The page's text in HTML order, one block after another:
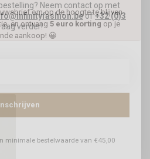
Neem contact op met
of+32 (0)3
verder!
om op de hoogte te blijven
en ontvang 5 euro korting op je
aankoop! 😀
minimale bestelwaarde van €45,00